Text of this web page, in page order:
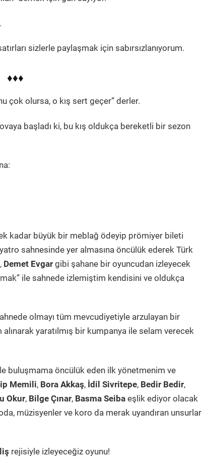
sizlerle paylaşmak için sabırsızlanıyorum.
♦♦♦
çok olursa, o kış sert geçer” derler.
başladı ki, bu kış oldukça bereketli bir sezon
kadar büyük bir meblağ ödeyip prömiyer bileti
sahnesinde yer almasına öncülük ederek Türk
Demet Evgargibi şahane bir oyuncudan izleyecek
ile sahnede izlemiştim kendisini ve oldukça
olmayı tüm mevcudiyetiyle arzulayan bir
yaratılmış bir kumpanya ile selam verecek
buluşmama öncülük eden ilk yönetmenim ve
Memili, Bora Akkaş, İdil Sivritepe, Bedir Bedir,
Okur, Bilge Çınar, Basma Seibaeşlik ediyor olacak
müzisyenler ve koro da merak uyandıran unsurlar
rejisiyle izleyeceğiz oyunu!